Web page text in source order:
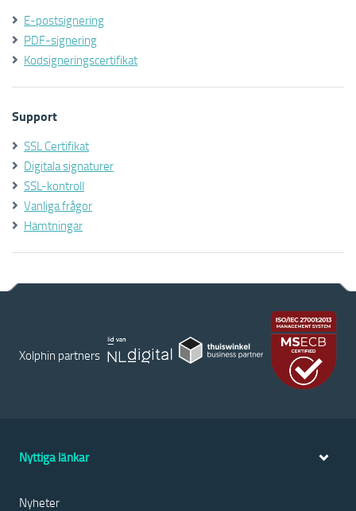
E-postsignering
PDF-signering
Kodsigneringscertifikat
Support
SSL Certifikat
Digitala signaturer
SSL-kontroll
Vanliga frågor
Hämtningar
Xolphin partners
Nyttiga länkar
Nyheter